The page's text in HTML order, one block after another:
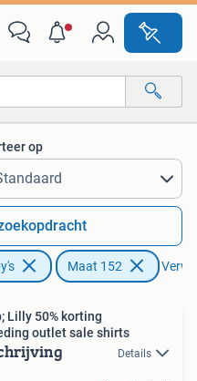
op
Maat 152
Lilly 50% korting
outlet sale shirts
Details